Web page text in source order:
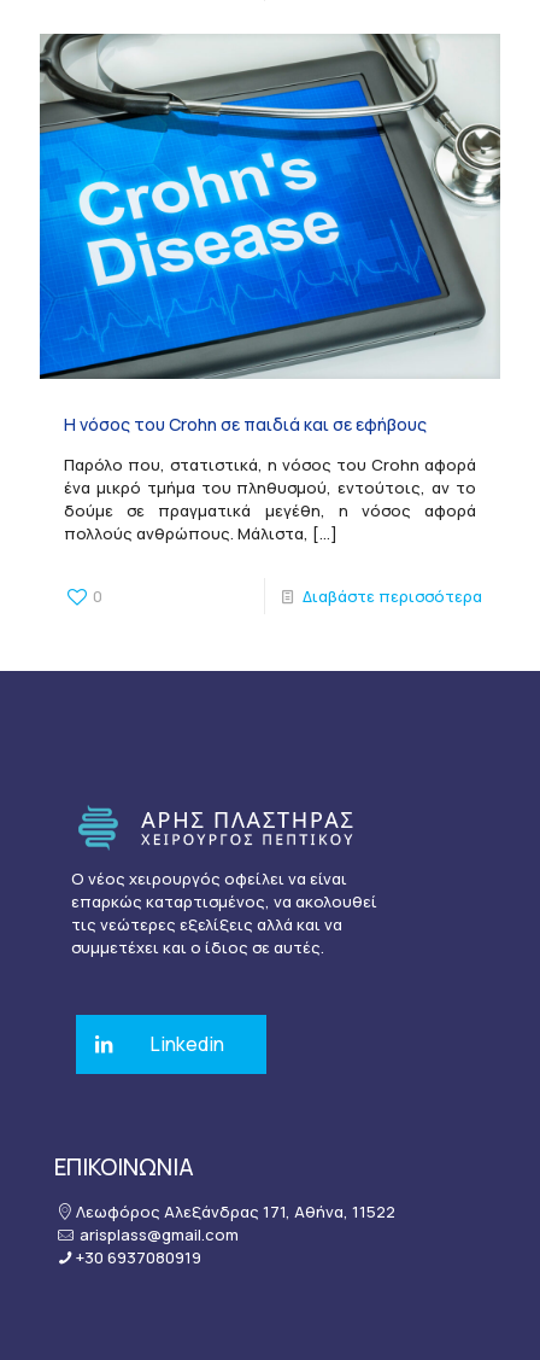
Η νόσος του Crohn σε παιδιά και σε εφήβους
Παρόλο που, στατιστικά, η νόσος του Crohn αφορά
ένα μικρό τμήμα του πληθυσμού, εντούτοις, αν το
δούμε σε πραγματικά μεγέθη, η νόσος αφορά
πολλούς ανθρώπους. Μάλιστα, […]
0 Διαβάστε περισσότερα
Ο νέος χειρουργός οφείλει να είναι
επαρκώς καταρτισμένος, να ακολουθεί
τις νεώτερες εξελίξεις αλλά και να
συμμετέχει και ο ίδιος σε αυτές.
Linkedin
ΕΠΙΚΟΙΝΩΝΙΑ
Λεωφόρος Αλεξάνδρας 171, Αθήνα, 11522
arisplass@gmail.com
+30 6937080919